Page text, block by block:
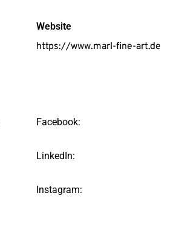
Website
https://www.marl-fine-art.de
Facebook:
LinkedIn:
Instagram: